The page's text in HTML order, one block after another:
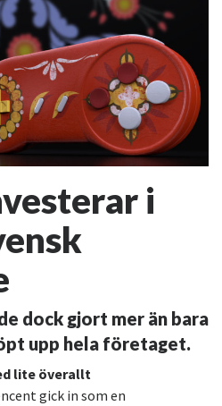
i
dock gjort mer än bara
upp hela företaget.
lite överallt
gick in som en